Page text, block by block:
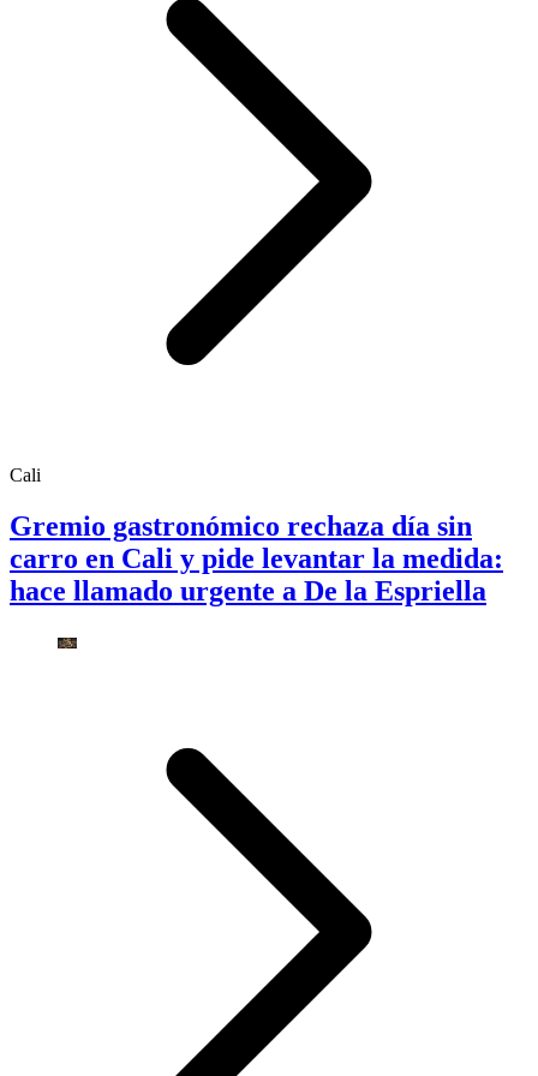
Cali
Gremio gastronómico rechaza día sin
carro en Cali y pide levantar la medida:
hace llamado urgente a De la Espriella